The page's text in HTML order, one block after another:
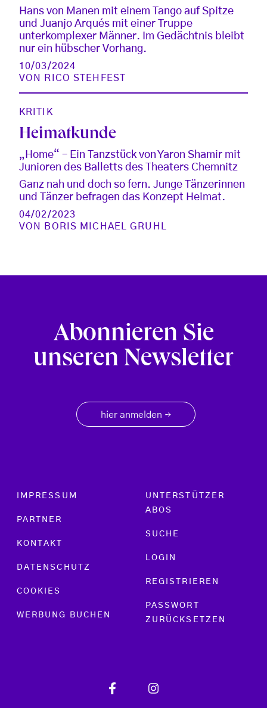
Hans von Manen mit einem Tango auf Spitze
und Juanjo Arqués mit einer Truppe
unterkomplexer Männer. Im Gedächtnis bleibt
nur ein hübscher Vorhang.
10/03/2024
VON
RICO STEHFEST
KRITIK
Heimatkunde
„Home“ – Ein Tanzstück von Yaron Shamir mit
Junioren des Balletts des Theaters Chemnitz
Ganz nah und doch so fern. Junge Tänzerinnen
und Tänzer befragen das Konzept Heimat.
04/02/2023
VON
BORIS MICHAEL GRUHL
Abonnieren Sie
unseren Newsletter
hier anmelden →
Footer menu
IMPRESSUM
PARTNER
KONTAKT
DATENSCHUTZ
COOKIES
WERBUNG BUCHEN
UNTERSTÜTZER
ABOS
SUCHE
LOGIN
REGISTRIEREN
PASSWORT
ZURÜCKSETZEN